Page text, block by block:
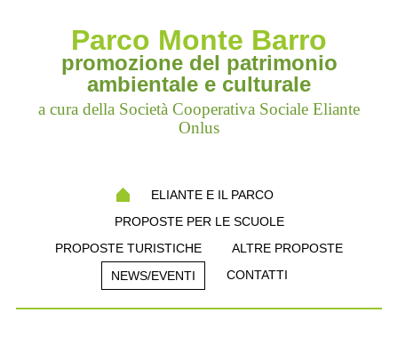
Parco Monte Barro
promozione del patrimonio
ambientale e culturale
a cura della Società Cooperativa Sociale Eliante
Onlus
ELIANTE E IL PARCO
PROPOSTE PER LE SCUOLE
PROPOSTE TURISTICHE
ALTRE PROPOSTE
NEWS/EVENTI
CONTATTI